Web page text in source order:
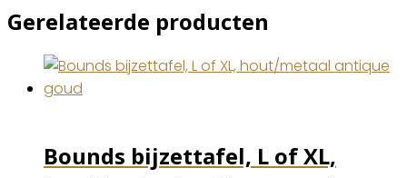
Gerelateerde producten
Bounds bijzettafel, L of XL,